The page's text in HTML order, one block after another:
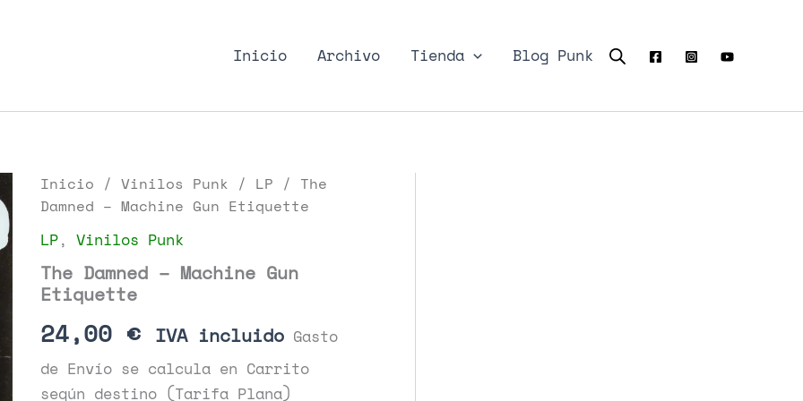
Inicio Archivo Tienda Blog Punk
Inicio / Vinilos Punk / LP / The
Damned – Machine Gun Etiquette
LP, Vinilos Punk
The Damned – Machine Gun
Etiquette
24,00 € IVA incluido Gasto
de Envío se calcula en Carrito
según destino (Tarifa Plana)